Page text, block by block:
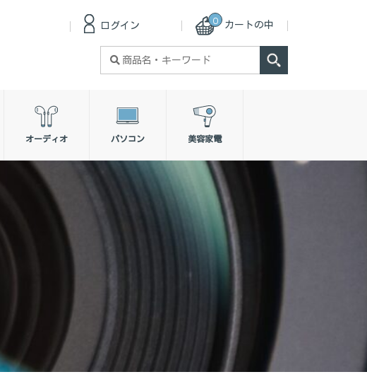
カートの中
0
ログイン
オーディオ パソコン 美容家電